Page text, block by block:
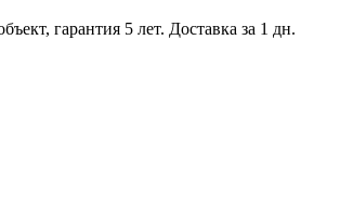
гарантия 5 лет. Доставка за 1 дн.